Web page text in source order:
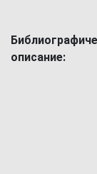
описание: